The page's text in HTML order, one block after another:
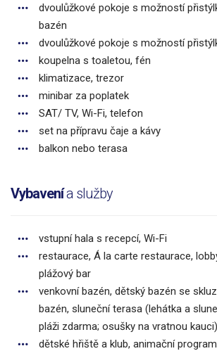
dvoulůžkové pokoje s možností
bazén
dvoulůžkové pokoje s možností
koupelna s toaletou, fén
klimatizace, trezor
minibar za poplatek
SAT/ TV, Wi-Fi, telefon
set na přípravu čaje a kávy
balkon nebo terasa
Vybavenía služby
vstupní hala s recepcí, Wi-Fi
restaurace, Á la carte restaurace,
plážový bar
venkovní bazén, dětský bazén se
bazén, sluneční terasa (lehátka a
pláži zdarma; osušky na vratnou kauci)
dětské hřiště a klub, animační